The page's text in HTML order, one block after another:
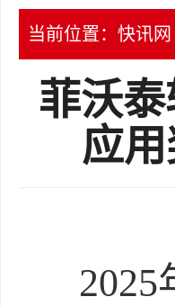
当前位置： 快讯网
菲沃
应